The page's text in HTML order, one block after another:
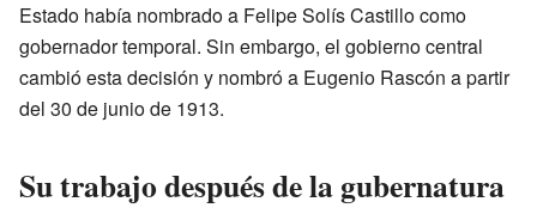
Estado había nombrado a Felipe Solís Castillo como
gobernador temporal. Sin embargo, el gobierno central
cambió esta decisión y nombró a Eugenio Rascón a partir
del 30 de junio de 1913.
Su trabajo después de la gubernatura